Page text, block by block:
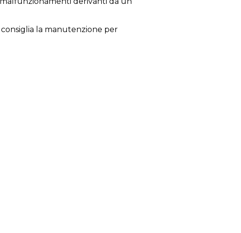
consiglia la manutenzione per